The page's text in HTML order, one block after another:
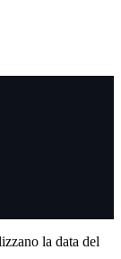
la data del